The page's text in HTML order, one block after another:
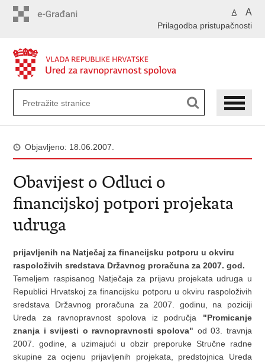
A A
Prilagodba pristupačnosti
Objavljeno: 18.06.2007.
Obavijest o Odluci o
financijskoj potpori projekata
udruga
prijavljenih na Natječaj za financijsku potporu u okviru
raspoloživih sredstava Državnog proračuna za 2007. god.
Temeljem raspisanog Natječaja za prijavu projekata udruga u
Republici Hrvatskoj za financijsku potporu u okviru raspoloživih
sredstava Državnog proračuna za 2007. godinu, na poziciji
Ureda za ravnopravnost spolova iz područja "Promicanje
znanja i svijesti o ravnopravnosti spolova" od 03. travnja
2007. godine, a uzimajući u obzir preporuke Stručne radne
skupine za ocjenu prijavljenih projekata, predstojnica Ureda